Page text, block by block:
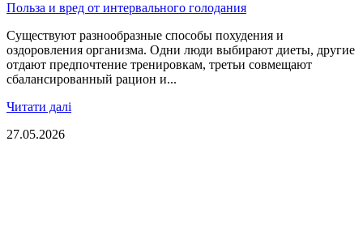
Польза и вред от интервального голодания
Существуют разнообразные способы похудения и
оздоровления организма. Одни люди выбирают диеты, другие
отдают предпочтение тренировкам, третьи совмещают
сбалансированный рацион и...
Читати далі
27.05.2026